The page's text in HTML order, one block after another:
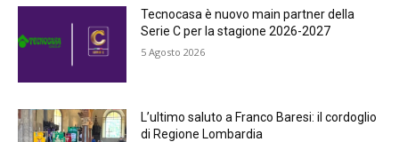
Tecnocasa è nuovo main partner della
Serie C per la stagione 2026-2027
5 Agosto 2026
L’ultimo saluto a Franco Baresi: il cordoglio
di Regione Lombardia